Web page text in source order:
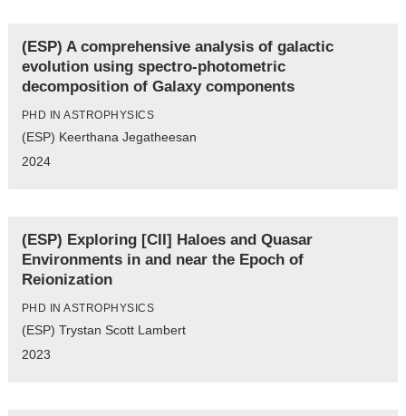
(ESP) A comprehensive analysis of galactic
evolution using spectro-photometric
decomposition of Galaxy components
PHD IN ASTROPHYSICS
(ESP) Keerthana Jegatheesan
2024
(ESP) Exploring [CII] Haloes and Quasar
Environments in and near the Epoch of
Reionization
PHD IN ASTROPHYSICS
(ESP) Trystan Scott Lambert
2023